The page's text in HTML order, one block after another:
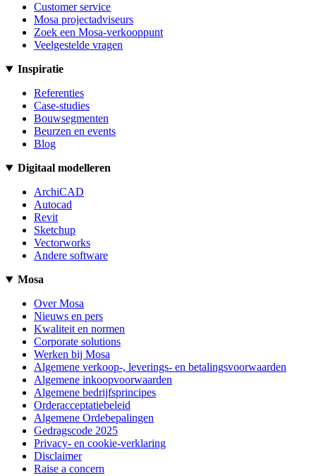
Customer service
Mosa projectadviseurs
Zoek een Mosa-verkooppunt
Veelgestelde vragen
Inspiratie
Referenties
Case-studies
Bouwsegmenten
Beurzen en events
Blog
Digitaal modelleren
ArchiCAD
Autocad
Revit
Sketchup
Vectorworks
Andere software
Mosa
Over Mosa
Nieuws en pers
Kwaliteit en normen
Corporate solutions
Werken bij Mosa
Algemene verkoop-, leverings- en betalingsvoorwaarden
Algemene inkoopvoorwaarden
Algemene bedrijfsprincipes
Orderacceptatiebeleid
Algemene Ordebepalingen
Gedragscode 2025
Privacy- en cookie-verklaring
Disclaimer
Raise a concern